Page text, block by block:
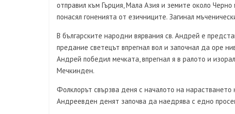
отправил към Гърция, Мала Азия и земите около
понасял гоненията от езичниците. Загинал
В българските народни вярвания св. Андрей е
предание светецът впрегнал вол и започнал да оре
Андрей победил мечката, впрегнал я в ралото и
Мечкинден.
Фолклорът свързва деня с началото на нарастването
Андреевден денят започва да наедрява с едно